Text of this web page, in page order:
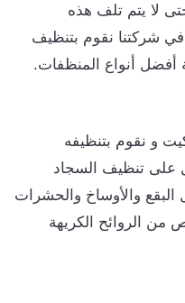
لا يتم تلف هذه
شركتنا نقوم بتنظيف
أفضل أنواع المنظفات.
و نقوم بتنظيفه
على تنظيف السجاد
والأوساخ والحشرات
من الروائح الكريهة